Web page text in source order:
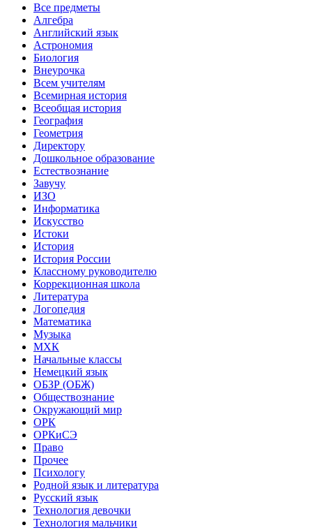
Все предметы
Алгебра
Английский язык
Астрономия
Биология
Внеурочка
Всем учителям
Всемирная история
Всеобщая история
География
Геометрия
Директору
Дошкольное образование
Естествознание
Завучу
ИЗО
Информатика
Искуcство
Истоки
История
История России
Классному руководителю
Коррекционная школа
Литература
Логопедия
Математика
Музыка
МХК
Начальные классы
Немецкий язык
ОБЗР (ОБЖ)
Обществознание
Окружающий мир
ОРК
ОРКиСЭ
Право
Прочее
Психологу
Родной язык и литература
Русский язык
Технология девочки
Технология мальчики